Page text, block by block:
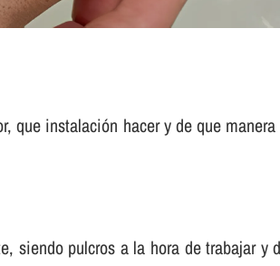
que instalación hacer y de que
siendo pulcros a la hora de trabajar y